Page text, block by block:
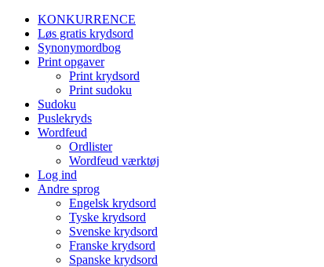
KONKURRENCE
Løs gratis krydsord
Synonymordbog
Print opgaver
Print krydsord
Print sudoku
Sudoku
Puslekryds
Wordfeud
Ordlister
Wordfeud værktøj
Log ind
Andre sprog
Engelsk krydsord
Tyske krydsord
Svenske krydsord
Franske krydsord
Spanske krydsord